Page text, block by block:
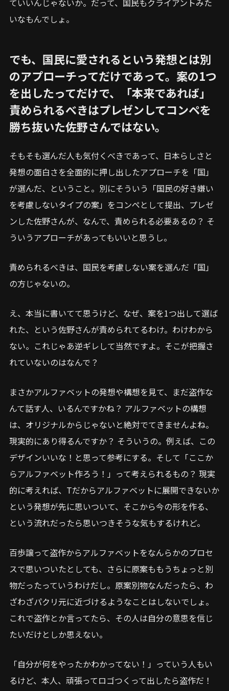
いなもんでしょ。
でも、国民に愛されるという発想とは別
のアプローチってだけであって。案の1つ
を出したってだけで、「本来であれば」
責められるべきはプレゼンしてコンペを
勝ち抜いた佐野さんではない。
そもそも選んだ人も気付くべきであって、日本らしさと
発想の面白さを全面的に押し出したアプローチを「国」
が選んだ、ということ。別にそういう「国民の好き嫌い
を考慮しないタイプの案」をコンペとして提出、プレゼ
ンした佐野さんが、なんで、責められる必要あるの？ そ
ういうアプローチがあってもいいと思うし。
責められるべきは、国民を考慮しない案を選んだ「国」
の方じゃないの。
え、本当に書いてて思うけど、なぜ、案を1つ出して選ば
れた、という佐野さんが責められてるわけ。わけわから
ない。これじゃあ逆ギレして当然ですよ。そこが把握さ
れていないのはなんで？
まさかアルファベットの発想や構想を見て、まだ盗作な
んて話す人、いるんですかね？ アルファベットの構想
は、オリジナルからじゃないと絶対でてきませんよね。
現実的にあり得るんですか？ そういうの。例えば、この
デザインいいな！と思って参考にする。そして「ここか
らアルファベット作ろう！」って考えられるもの？ 現実
的に考えれば、Tだからアルファベットに展開できないか
という発想が先に思いついて、そこから今の形を作る、
という流れだったら思いつきそうな気もするけれど。
百歩譲って盗作からアルファベットをなんらかのプロセ
スで思いついたとしても、さらに原案ももうちょっと別
物だったっていうわけだし。原案別物なんだったら、わ
ざわざパクリ元に近づけるようなことはしないでしょ。
これで盗作とか言ってたら、その人は自分の意思を信じ
たいだけとしか思えない。
「自分が何をやったかわかってない！」っていう人もい
るけど、本人、頑張ってロゴつくって出したら盗作だ！